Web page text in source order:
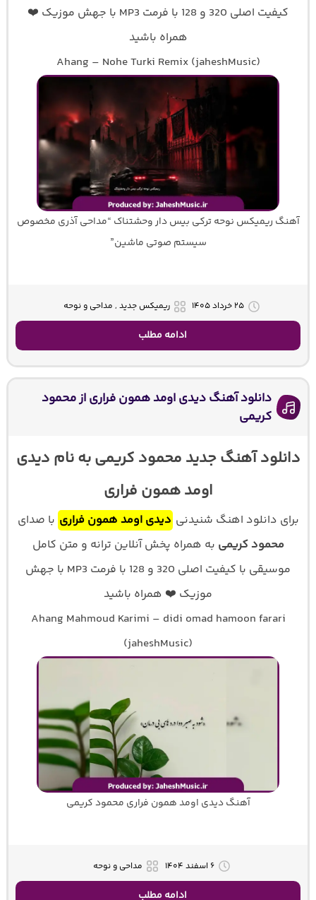
کیفیت اصلی 320 و 128 با فرمت MP3 با جهش موزیک ❤️
همراه باشید
Ahang – Nohe Turki Remix (jaheshMusic)
آهنگ ریمیکس نوحه ترکی بیس دار وحشتناک “مداحی آذری مخصوص
سیستم صوتی ماشین”
۲۵ خرداد ۱۴۰۵ ریمیکس جدید , مداحی و نوحه
ادامه مطلب
دانلود آهنگ دیدی اومد همون فراری از محمود
کریمی
دانلود آهنگ جدید محمود کریمی به نام دیدی
اومد همون فراری
برای دانلود اهنگ شنیدنی دیدی اومد همون فراری با صدای
محمود کریمی به همراه پخش آنلاین ترانه و متن کامل
موسیقی با کیفیت اصلی 320 و 128 با فرمت MP3 با جهش
موزیک ❤️ همراه باشید
Ahang Mahmoud Karimi – didi omad hamoon farari
(jaheshMusic)
آهنگ دیدی اومد همون فراری محمود کریمی
۶ اسفند ۱۴۰۴ مداحی و نوحه
ادامه مطلب